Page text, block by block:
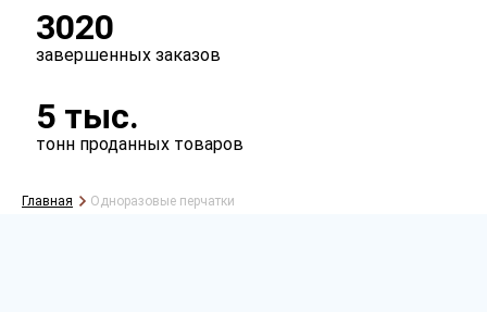
3020
завершенных заказов
5 тыс.
тонн проданных товаров
Главная Одноразовые перчатки